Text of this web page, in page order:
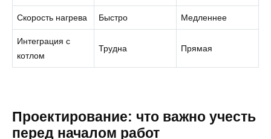
Скорость нагрева Быстро Медленнее
Интеграция с
котлом
Трудна Прямая
Проектирование: что важно учесть
перед началом работ